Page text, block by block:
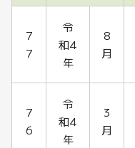
7
7
令
和4
年
8
月
7
6
令
和4
年
3
月